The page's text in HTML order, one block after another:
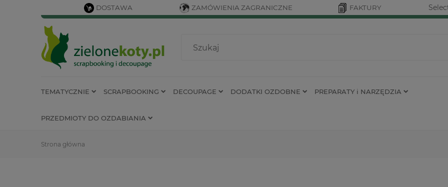
DOSTAWA ZAMÓWIENIA ZAGRANICZNE FAKTURY
TEMATYCZNIE SCRAPBOOKING DECOUPAGE DODATKI OZDOBNE PREPARATY i NARZĘDZIA
PRZEDMIOTY DO OZDABIANIA
Strona główna